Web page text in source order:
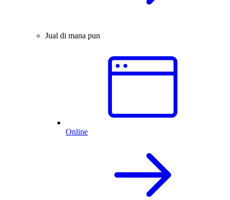
Jual di mana pun
Online